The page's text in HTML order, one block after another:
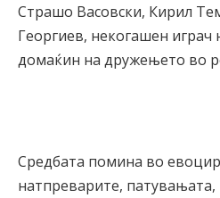
Страшо Васовски, Кирил
Георгиев, некогашен играч
домаќин на дружењето во
Средбата помина во
натпреварите,